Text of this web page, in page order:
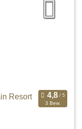
Resort
3 Bew.